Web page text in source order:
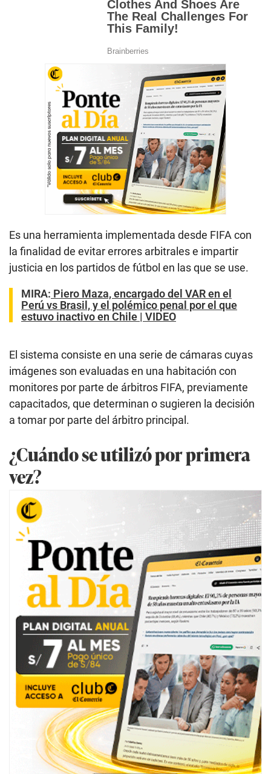
Es una herramienta implementada desde FIFA con
la finalidad de evitar errores arbitrales e impartir
justicia en los partidos de fútbol en las que se use.
MIRA: Piero Maza, encargado del VAR en el
Perú vs Brasil, y el polémico penal por el que
estuvo inactivo en Chile | VIDEO
El sistema consiste en una serie de cámaras cuyas
imágenes son evaluadas en una habitación con
monitores por parte de árbitros FIFA, previamente
capacitados, que determinan o sugieren la decisión
a tomar por parte del árbitro principal.
¿Cuándo se utilizó por primera
vez?